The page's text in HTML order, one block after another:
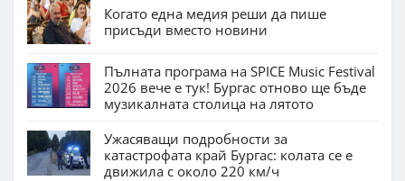
Когато една медия реши да пише
присъди вместо новини
Пълната програма на SPICE Music Festival
2026 вече е тук! Бургас отново ще бъде
музикалната столица на лятото
Ужасяващи подробности за
катастрофата край Бургас: колата се е
движила с около 220 км/ч